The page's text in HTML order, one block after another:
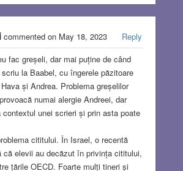
commented on May 18, 2023
Reply
fac greșeli, dar mai puține de când
la Baabel, cu îngerele păzitoare
și Andrea. Problema greșelilor
numai alergie Andreei, dar
contextul unei scrieri și prin asta poate
cititului. În Israel, o recentă
că elevii au decăzut în privința cititului,
țările OECD. Foarte mulți tineri și